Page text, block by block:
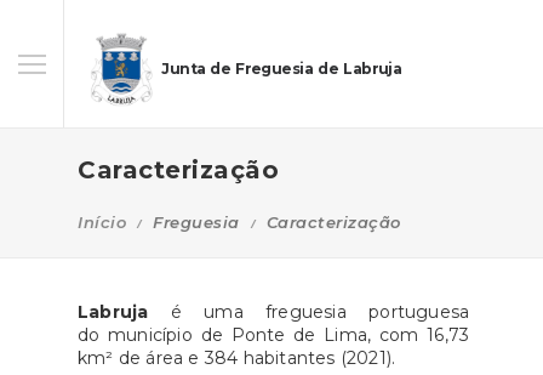
Junta de Freguesia de Labruja
Caracterização
Início Freguesia Caracterização
Labruja é uma freguesia portuguesa
do município de Ponte de Lima, com 16,73
km² de área e 384 habitantes (2021).